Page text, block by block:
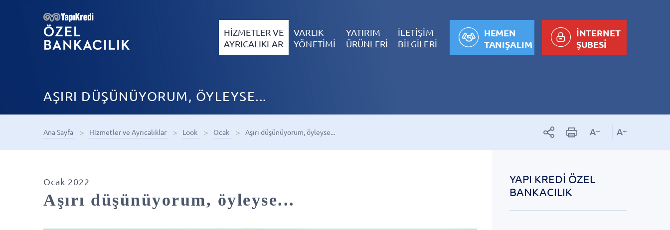
HİZMETLER VE
AYRICALIKLAR
VARLIK
YÖNETİMİ
YATIRIM
ÜRÜNLERİ
İLETİŞİM
BİLGİLERİ
İNTERNET
ŞUBESİ
HEMEN
TANIŞALIM
AŞIRI DÜŞÜNÜYORUM, ÖYLEYSE...
Ana Sayfa Hizmetler ve Ayrıcalıklar Look Ocak Aşırı düşünüyorum, öyleyse...
Ocak 2022
Aşırı düşünüyorum, öyleyse...
YAPI KREDI ÖZEL
BANKACILIK